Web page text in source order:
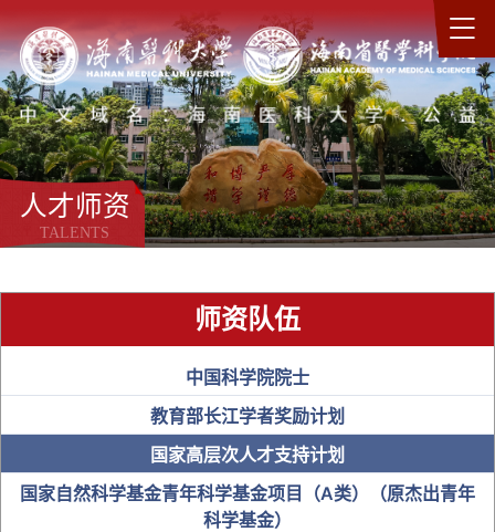
人才师资
TALENTS
师资队伍
中国科学院院士
教育部长江学者奖励计划
国家高层次人才支持计划
国家自然科学基金青年科学基金项目（A类）（原杰出青年
科学基金）